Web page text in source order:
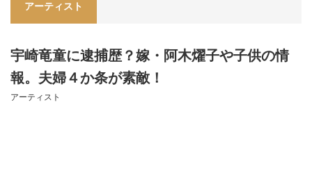
アーティスト
宇崎竜童に逮捕歴？嫁・阿木燿子や子供の情
報。夫婦４か条が素敵！
アーティスト